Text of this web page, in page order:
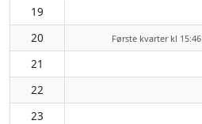
19
20 Første kvarter kl 15:46
21
22
23